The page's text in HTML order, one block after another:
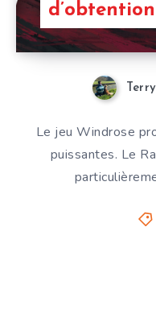
d’obtention
Terry
Le jeu Windrose
puissantes. Le